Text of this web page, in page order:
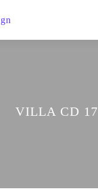
VILLA CD 17